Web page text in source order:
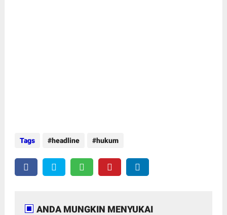
Tags headline hukum
ANDA MUNGKIN MENYUKAI